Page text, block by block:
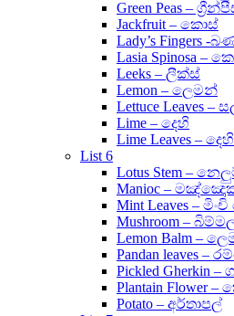
Green Peas –
Jackfruit – කොස්
Lady’s Fingers -
Lasia Spinosa –
Leeks – ලීක්ස්
Lemon – ලෙමන්
Lettuce Leaves –
Lime – දෙහි
Lime Leaves –
List 6
Lotus Stem –
Manioc –
Mint Leaves –
Mushroom –
Lemon Balm –
Pandan leaves –
Pickled Gherkin
Plantain Flower
Potato – අර්තාපල්